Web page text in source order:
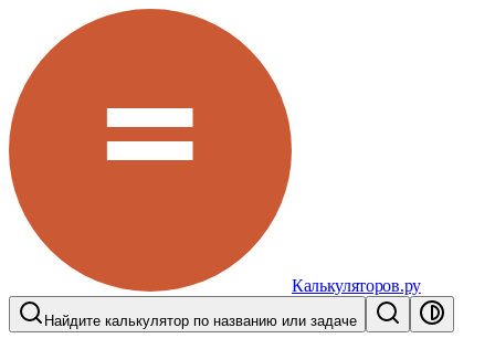
Калькуляторов.ру
Найдите калькулятор по названию или задаче